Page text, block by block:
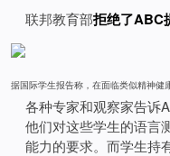
联邦教育部拒绝了ABC
据国际学生报告称，在面临类似精神
各种专家和观察家告诉
他们对这些学生的语言
能力的要求。而学生持